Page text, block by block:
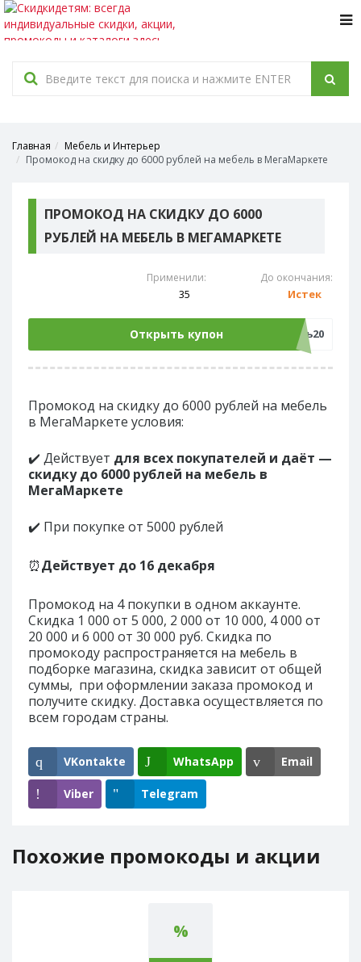
Главная
Мебель и Интерьер
Промокод на скидку до 6000 рублей на мебель в МегаМаркете
ПРОМОКОД НА СКИДКУ ДО 6000
РУБЛЕЙ НА МЕБЕЛЬ В МЕГАМАРКЕТЕ
Применили:
35
До окончания:
Истек
Открыть купон мебель20
Промокод на скидку до 6000 рублей на мебель
в МегаМаркете условия:
✔️ Действует для всех покупателей и даёт —
скидку до 6000 рублей на мебель в
МегаМаркете
✔️ При покупке от 5000 рублей
⏰Действует до 16 декабря
Промокод на 4 покупки в одном аккаунте.
Скидка 1 000 от 5 000, 2 000 от 10 000, 4 000 от
20 000 и 6 000 от 30 000 руб. Скидка по
промокоду распространяется на мебель в
подборке магазина, скидка зависит от общей
суммы, при оформлении заказа промокод и
получите скидку. Доставка осуществляется по
всем городам страны.
VKontakte WhatsApp Email
Viber Telegram
Похожие промокоды и акции
%